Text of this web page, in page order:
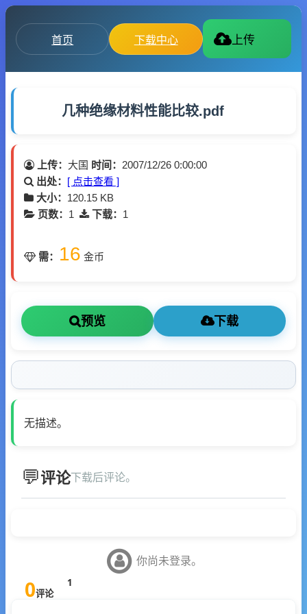
首页 下载中心 上传
几种绝缘材料性能比较.pdf
上传： 大国 时间： 2007/12/26 0:00:00
出处： [ 点击查看 ]
大小： 120.15 KB
页数： 1 下载： 1
需： 16 金币
预览 下载
无描述。
评论下载后评论。
你尚未登录。
0评论
1